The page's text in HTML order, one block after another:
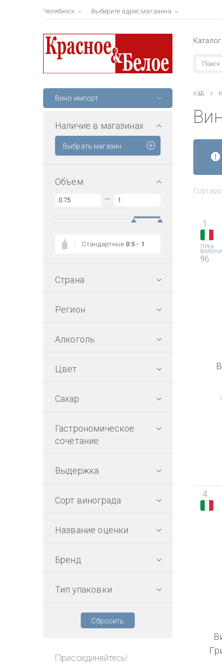
Челябинск Выберите адрес магазина
Каталог
Вино импорт
Наличие в магазинах
Выбрать магазин
Объем
—
Стандартные 0.5 - 1
Страна
Регион
Алкоголь
Цвет
Сахар
Гастрономическое
сочетание
Выдержка
Сорт винограда
Название оценки
Бренд
Тип упаковки
Сбросить
Присоединяйтесь!
К&Б
ЛУКА
МАРОНИ
96
1
4